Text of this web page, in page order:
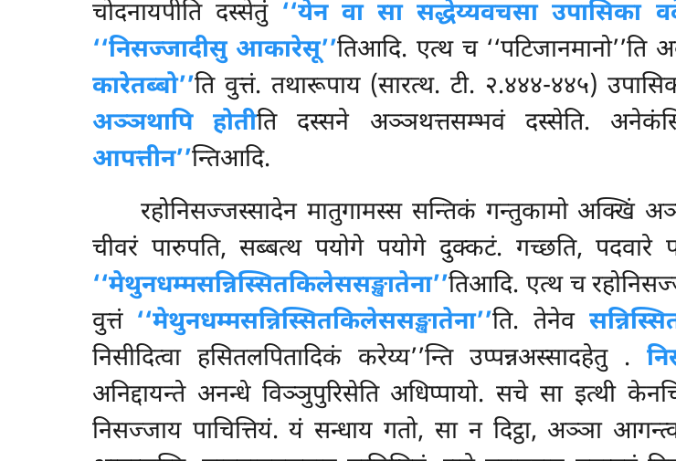
चोदनायपीति दस्सेतुं ‘‘येन वा सा सद्धेय्यवचसा उपासिका
‘‘निसज्जादीसु आकारेसू’’तिआदि. एत्थ च ‘‘पटिजानमानो’’ति
कारेतब्बो’’ति वुत्तं. तथारूपाय (सारत्थ. टी. २.४४४-४४५)
अञ्ञथापि होतीति दस्सने अञ्ञथत्तसम्भवं दस्सेति.
आपत्तीन’’न्तिआदि.
रहोनिसज्जस्सादेन मातुगामस्स सन्तिकं गन्तुकामो अक्खिं
चीवरं पारुपति, सब्बत्थ पयोगे पयोगे दुक्कटं. गच्छति, पदवारे
‘‘मेथुनधम्मसन्निस्सितकिलेससङ्खातेना’’तिआदि. एत्थ च
वुत्तं ‘‘मेथुनधम्मसन्निस्सितकिलेससङ्खातेना’’ति. तेनेव
निसीदित्वा हसितलपितादिकं करेय्य’’न्ति उप्पन्नअस्सादहेतु .
अनिद्दायन्ते अनन्धे विञ्ञुपुरिसेति अधिप्पायो. सचे सा इत्थी
निसज्जाय पाचित्तियं. यं सन्धाय गतो, सा न दिट्ठा, अञ्ञा